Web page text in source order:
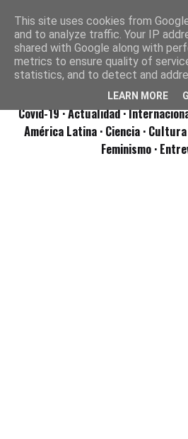
Covid-19· Actualidad·
América Latina · Ciencia · Cultura
Feminismo ·
This site uses cookies from
and to analyze traffic. Your IP
shared with Google along with
metrics to ensure quality of
statistics, and to detect and
LEARN MORE